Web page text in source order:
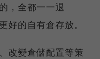
，全都一一退
好的自有倉存放。
改變倉儲配置等策